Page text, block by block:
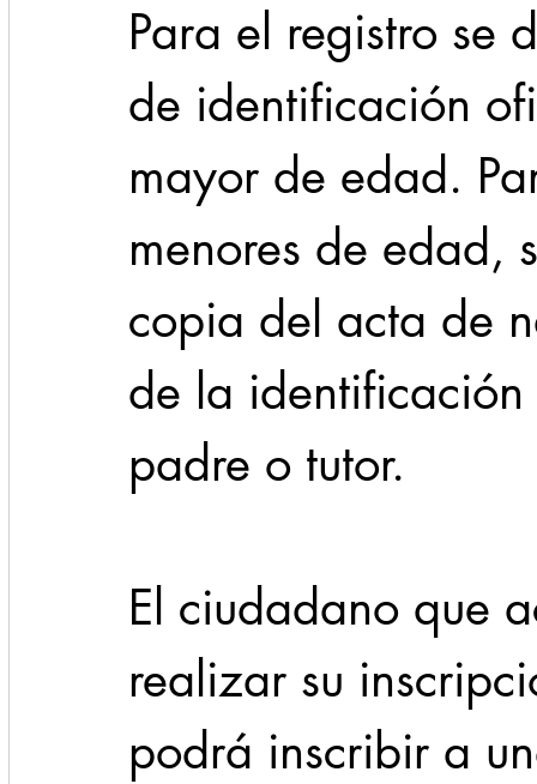
Para el registro se
de identificación
mayor de edad.
menores de edad,
copia del acta de
de la
padre o tutor.
El ciudadano que
realizar su
podrá inscribir a